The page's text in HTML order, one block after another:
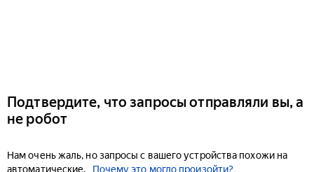
Подтвердите, что запросы отправляли вы, а
не робот
Нам очень жаль, но запросы с вашего устройства похожи на
автоматические.
Почему это могло произойти?